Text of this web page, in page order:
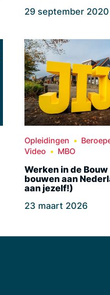
29 september 2020
Opleidingen
Video
MBO
Werken in de Bouw
bouwen aan
aan jezelf!)
23 maart 2026